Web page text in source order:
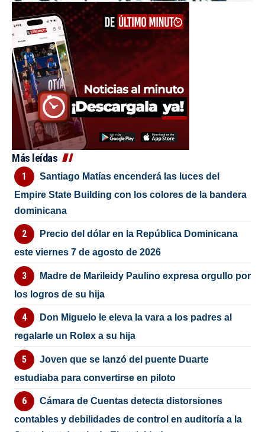
Más leídas
Santiago Matías encenderá las luces del
Empire State Building con los colores de la bandera
dominicana
Precio del dólar en la República Dominicana
este viernes 7 de agosto de 2026
Madre de Marileidy Paulino expresa orgullo por
los logros de su hija
Don Miguelo le eleva la vara a los padres al
regalarle un Rolex a su hija
Joven que se lanzó del puente Duarte
estudiaba para convertirse en piloto
Cámara de Cuentas detecta distorsiones
contables y debilidades de control en auditoría a la